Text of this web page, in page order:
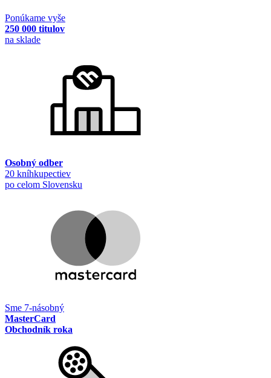
Ponúkame vyše
250 000 titulov
na sklade
Osobný odber
20 kníhkupectiev
po celom Slovensku
Sme 7-násobný
MasterCard
Obchodník roka